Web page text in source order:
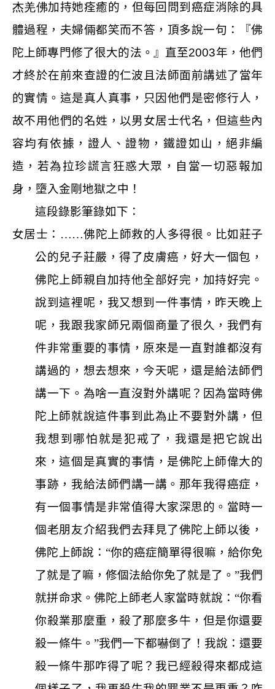
杰羌佛加持她痊癒的，但每回問到癌症消除的具
體過程，夫婦倆都笑而不答，頂多說一句：『佛
陀上師專門修了很大的法。』直至2003年，他們
才終於在前來查證的仁波且法師面前講述了當年
的實情。這是真人真事，只因他們是密修行人，
故不用他們的名姓，以男女居士代名，但這些內
容均有依據，證人、證物，鐵證如山，絕非編
造，若為拉珍謊言狂惑大眾，自當一切惡報加
身，墮入金剛地獄之中！
這段錄影筆錄如下：
女居士：……佛陀上師救的人多得很。比如莊子
公的兒子莊嚴，得了皮膚癌，好大一個包，
佛陀上師親自加持他全部好完，加持好完。
說到這裡呢，我又想到一件事情，昨天晚上
呢，我跟我家師兄兩個商量了很久，我們有
件非常重要的事情，原來是一直對誰都沒有
講過的，想去想來，今天呢，還是給法師們
講一下。為啥一直沒對外講呢？因為當時佛
陀上師就說這件事到此為止不要對外講，但
我想到哪怕就是犯戒了，我還是把它說出
來，這個是真實的事情，是佛陀上師偉大的
事跡，我給法師們講一講。那年我得癌症，
有一個事情是非常值得大家深思的。當時一
個老朋友介紹我們去拜見了佛陀上師以後，
佛陀上師說：“你的癌症簡單得很嘛，給你免
了就是了嘛，修個法給你免了就是了。”我們
就拼命求。佛陀上師老人家當時就說：“你看
你殺業那麼重，殺了那麼多牛，但是你還要
殺一條牛。”我們一下都嚇倒了！我說：還要
殺一條牛那咋得了呢？我已經殺得來都成這